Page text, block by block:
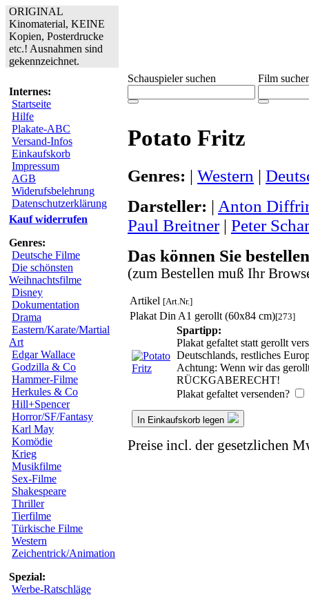
ORIGINAL
Kinomaterial, KEINE
Kopien, Posterdrucke
etc.! Ausnahmen sind
gekennzeichnet.
Internes:
Startseite
Hilfe
Plakate-ABC
Versand-Infos
Einkaufskorb
Impressum
AGB
Widerufsbelehrung
Datenschutzerklärung
Kauf widerrufen
Genres:
Deutsche Filme
Die schönsten
Weihnachtsfilme
Disney
Dokumentation
Drama
Eastern/Karate/Martial
Art
Edgar Wallace
Godzilla & Co
Hammer-Filme
Herkules & Co
Hill+Spencer
Horror/SF/Fantasy
Karl May
Komödie
Krieg
Musikfilme
Sex-Filme
Shakespeare
Thriller
Tierfilme
Türkische Filme
Western
Zeichentrick/Animation
Spezial:
Werbe-Ratschläge
Schauspieler suchen Film
Potato Fritz
Genres: | Western |
Darsteller: | Anton
Paul Breitner| Peter
Das können Sie
(zum Bestellen muß Ihr
Artikel [Art.Nr.]
Plakat Din A1 gerollt (60x84 cm)[273]
Spartipp:
Plakat gefaltet statt gerollt
Deutschlands, restliches
Achtung: Wenn wir das
RÜCKGABERECHT!
Plakat gefaltet versenden?
In Einkaufskorb legen
Preise incl. der gesetzlichen